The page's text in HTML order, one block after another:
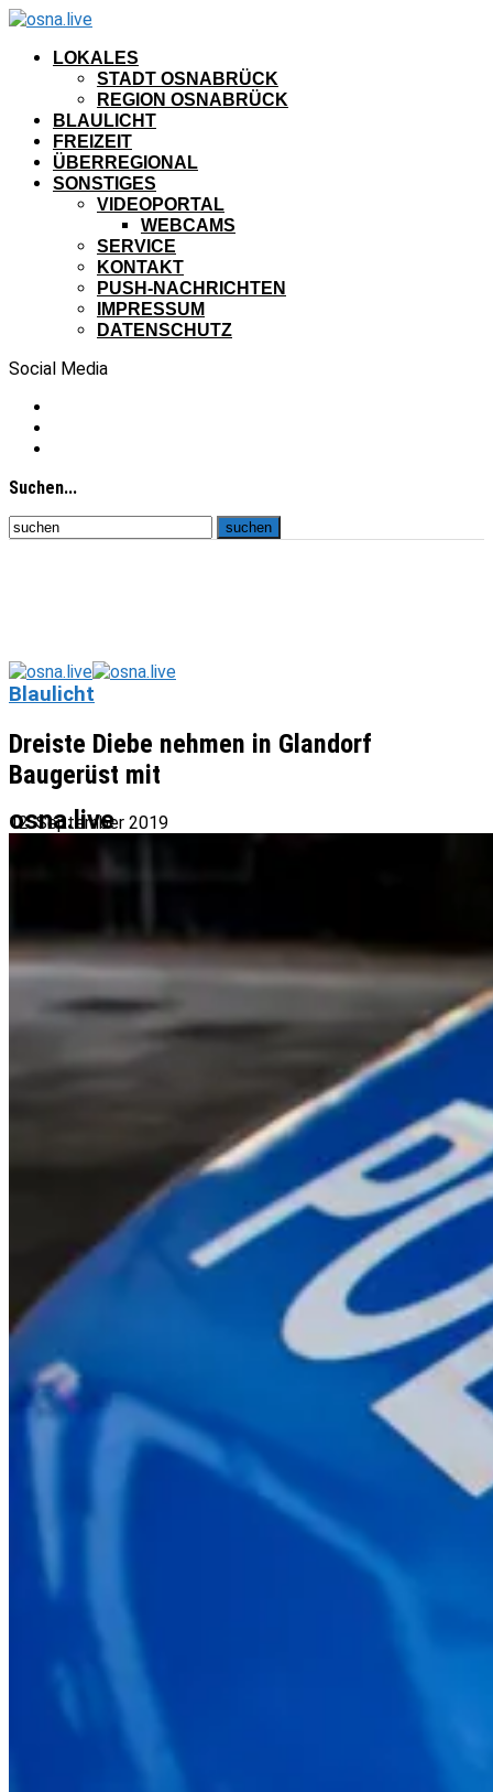
LOKALES
STADT OSNABRÜCK
REGION OSNABRÜCK
BLAULICHT
FREIZEIT
ÜBERREGIONAL
SONSTIGES
VIDEOPORTAL
WEBCAMS
SERVICE
KONTAKT
PUSH-NACHRICHTEN
IMPRESSUM
DATENSCHUTZ
Social Media
Suchen...
osna.live
Blaulicht
Dreiste Diebe nehmen in Glandorf
Baugerüst mit
12. September 2019